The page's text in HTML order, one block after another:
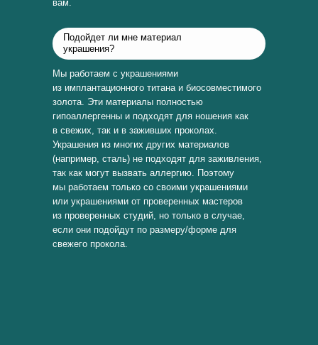
вам.
Подойдет ли мне материал
украшения?
Мы работаем с украшениями
из имплантационного титана и биосовместимого
золота. Эти материалы полностью
гипоаллергенны и подходят для ношения как
в свежих, так и в заживших проколах.
Украшения из многих других материалов
(например, сталь) не подходят для заживления,
так как могут вызвать аллергию. Поэтому
мы работаем только со своими украшениями
или украшениями от проверенных мастеров
из проверенных студий, но только в случае,
если они подойдут по размеру/форме для
свежего прокола.